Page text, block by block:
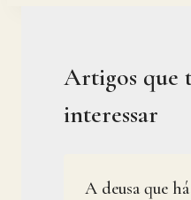
Artigos que
interessar
A deusa que